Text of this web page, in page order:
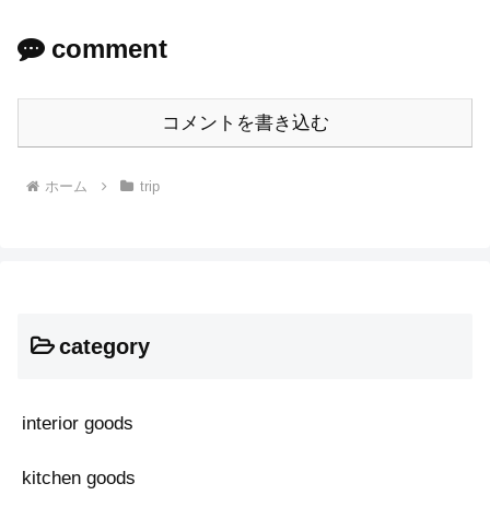
comment
コメントを書き込む
ホーム trip
category
interior goods
kitchen goods